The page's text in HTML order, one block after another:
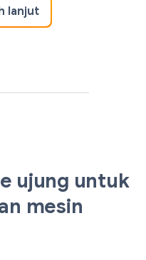
lanjut
ujung untuk
mesin